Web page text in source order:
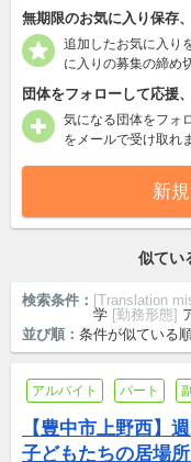
無期限のお気に入り保存
追加したお気に入り
に入りの募集の締め
団体をフォローして応援
気になる団体をフォ
をメールで受け取れ
新
似てい
検索条件： [Translation
学 [勤務形態]
並び順： 条件が似ている
アルバイト パート
【豊中市上野西】
子どもたちの居場